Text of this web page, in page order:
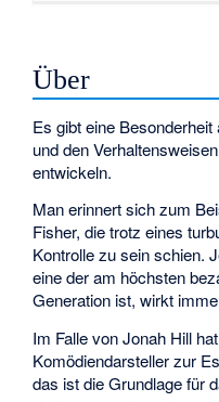
Über
Es gibt eine
und den
entwickeln.
Man erinnert sich zum
Fisher, die trotz eines
Kontrolle zu sein schien.
eine der am höchsten
Generation ist, wirkt
Im Falle von Jonah Hill
Komödiendarsteller zur
das ist die Grundlage für